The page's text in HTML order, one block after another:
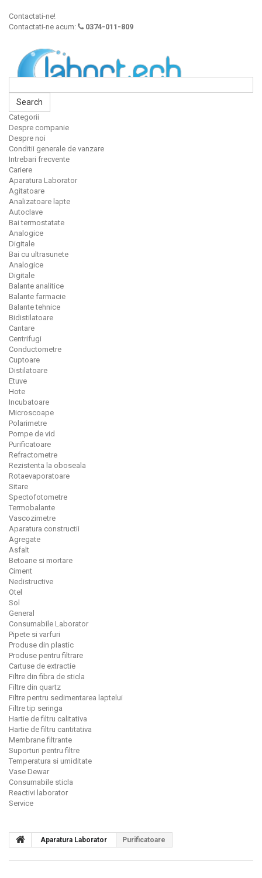
Contactati-ne!
Contactati-ne acum:
0374-011-809
Search
Categorii
Despre companie
Despre noi
Conditii generale de vanzare
Intrebari frecvente
Cariere
Aparatura Laborator
Agitatoare
Analizatoare lapte
Autoclave
Bai termostatate
Analogice
Digitale
Bai cu ultrasunete
Analogice
Digitale
Balante analitice
Balante farmacie
Balante tehnice
Bidistilatoare
Cantare
Centrifugi
Conductometre
Cuptoare
Distilatoare
Etuve
Hote
Incubatoare
Microscoape
Polarimetre
Pompe de vid
Purificatoare
Refractometre
Rezistenta la oboseala
Rotaevaporatoare
Sitare
Spectofotometre
Termobalante
Vascozimetre
Aparatura constructii
Agregate
Asfalt
Betoane si mortare
Ciment
Nedistructive
Otel
Sol
General
Consumabile Laborator
Pipete si varfuri
Produse din plastic
Produse pentru filtrare
Cartuse de extractie
Filtre din fibra de sticla
Filtre din quartz
Filtre pentru sedimentarea laptelui
Filtre tip seringa
Hartie de filtru calitativa
Hartie de filtru cantitativa
Membrane filtrante
Suporturi pentru filtre
Temperatura si umiditate
Vase Dewar
Consumabile sticla
Reactivi laborator
Service
Aparatura Laborator Purificatoare